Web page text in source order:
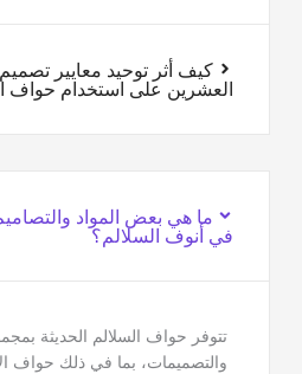
كيف أثر توحيد معايير
العشرين على استخدام حواف
ما هي بعض المواد
في أنوف السلالم؟
تتوفر حواف السلالم الحديثة
والتصميمات، بما في ذلك حواف